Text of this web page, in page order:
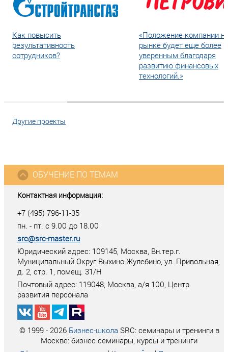
Как повысить
результативность
сотрудников?
«Положение компании
рынке будет еще более
уверенным благодаря
развитию финансовых
технологий.»
Другие проекты
Контактная информация:
+7 (495) 796-11-35
пн. - пт. с 9.00 до 18.00
src@src-master.ru
Юридический адрес: 109145, Москва, Вн.тер.г.
Муниципальный Округ Выхино-Жулебино, ул. Привольная,
д. 2, стр. 1, помещ. 31/Н
Почтовый адрес: 119048, Москва, а/я 100, Центр
развития персонала
ОБУЧЕНИЕ ПО ТЕМАМ
© 1999 - 2026 Бизнес-школа SRC: семинары и тренинги в
Москве: бизнес семинары, курсы и тренинги